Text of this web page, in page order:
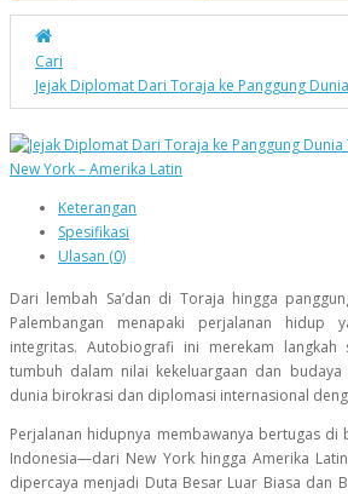
Cari
Jejak Diplomat Dari Toraja ke Panggung
Keterangan
Spesifikasi
Ulasan (0)
Dari lembah Sa’dan di Toraja hingga
Palembangan menapaki perjalanan hidup
integritas. Autobiografi ini merekam
tumbuh dalam nilai kekeluargaan dan
dunia birokrasi dan diplomasi internasional
Perjalanan hidupnya membawanya bertugas di
Indonesia—dari New York hingga Amerika
dipercaya menjadi Duta Besar Luar Biasa dan